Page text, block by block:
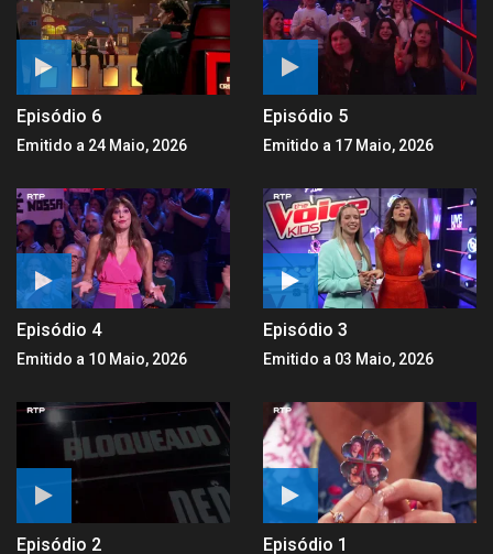
Episódio 6
Emitido a 24 Maio, 2026
Episódio 5
Emitido a 17 Maio, 2026
Episódio 4
Emitido a 10 Maio, 2026
Episódio 3
Emitido a 03 Maio, 2026
Episódio 2 Episódio 1